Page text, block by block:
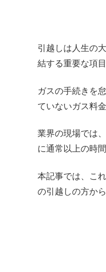
引越しは人生の
結する重要な項
ガスの手続きを
ていないガス料
業界の現場では
に通常以上の時
本記事では、こ
の引越しの方か